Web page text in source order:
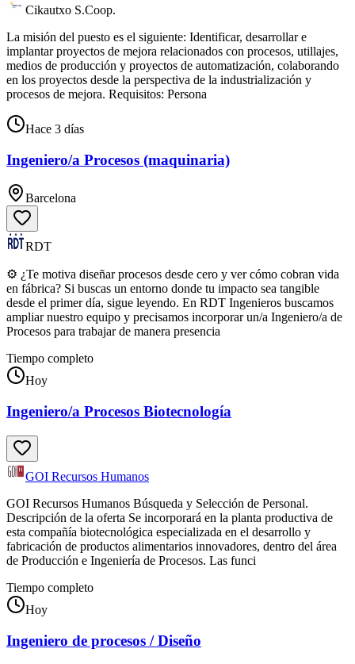
Cikautxo S.Coop.
La misión del puesto es el siguiente: Identificar, desarrollar e
implantar proyectos de mejora relacionados con procesos, utillajes,
medios de producción y proyectos de automatización, colaborando
en los proyectos desde la perspectiva de la industrialización y
procesos de mejora. Requisitos: Persona
Hace 3 días
Ingeniero/a Procesos (maquinaria)
Barcelona
RDT
⚙️ ¿Te motiva diseñar procesos desde cero y ver cómo cobran vida
en fábrica? Si buscas un entorno donde tu impacto sea tangible
desde el primer día, sigue leyendo. En RDT Ingenieros buscamos
ampliar nuestro equipo y precisamos incorporar un/a Ingeniero/a de
Procesos para trabajar de manera presencia
Tiempo completo
Hoy
Ingeniero/a Procesos Biotecnología
GOI Recursos Humanos
GOI Recursos Humanos Búsqueda y Selección de Personal.
Descripción de la oferta Se incorporará en la planta productiva de
esta compañía biotecnológica especializada en el desarrollo y
fabricación de productos alimentarios innovadores, dentro del área
de Producción e Ingeniería de Procesos. Las funci
Tiempo completo
Hoy
Ingeniero de procesos / Diseño